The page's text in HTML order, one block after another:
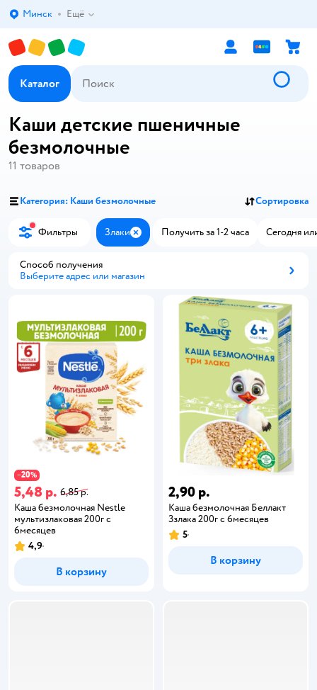
Выбор адреса доставки.
Минск Ещё
Каталог
Каши детские пшеничные
безмолочные
11 товаров
Категория: Каши безмолочные Сортировка
Фильтры Злаки ЗакрытьПолучить за 1-2 часа Сегодня
Способ получения
Выберите адрес или магазин
−20%
5,48 р. 6,85 р.
Каша безмолочная Nestle
мультизлаковая 200г с
6месяцев
4,9
В корзину
2,90 р.
Каша безмолочная Беллакт
3злака 200г с 6месяцев
5
В корзину